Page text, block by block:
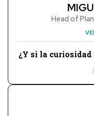
Head of
¿Y si la curiosidad